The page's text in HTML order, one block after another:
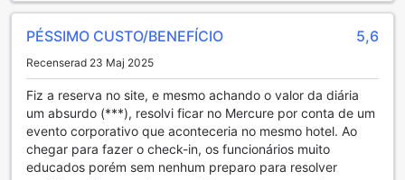
Sportanläggningar på Grand Mercure Brasilia Eixo
Monumental
På Grand Mercure Brasilia Eixo Monumental kan gästerna
njuta av en rad förstklassiga sportanläggningar som är
utformade för att främja både hälsa och välbefinnande.
Hotellets inomhuspool erbjuder en avkopplande oas där du
kan simma några längder eller bara koppla av vid vattnet
efter en lång dag. Denna stiliga pool är perfekt för både
PÉSSIMO CUSTO/BENEFÍCIO 5,6
Recenserad 23 Maj 2025
Fiz a reserva no site, e mesmo achando o valor da diária
um absurdo (***), resolvi ficar no Mercure por conta de um
evento corporativo que aconteceria no mesmo hotel. Ao
chegar para fazer o check-in, os funcionários muito
educados porém sem nenhum preparo para resolver